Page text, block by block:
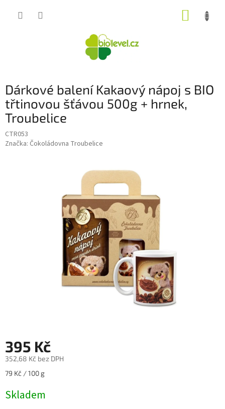
Dárkové balení Kakaový nápoj s BIO
třtinovou šťávou 500g + hrnek,
Troubelice
CTR053
Značka: Čokoládovna Troubelice
395 Kč
352,68 Kč bez DPH
Měrná
79 Kč / 100 g
Skladem